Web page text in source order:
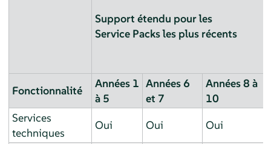
Support étendu pour les
Service Packs les plus récents
Fonctionnalité
Années 1
à 5
Années 6
et 7
Années 8 à
10
Services
techniques
Oui Oui
Oui